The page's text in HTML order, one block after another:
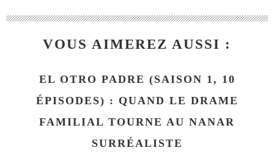
VOUS AIMEREZ AUSSI :
EL OTRO PADRE (SAISON 1, 10
ÉPISODES) : QUAND LE DRAME
FAMILIAL TOURNE AU NANAR
SURRÉALISTE